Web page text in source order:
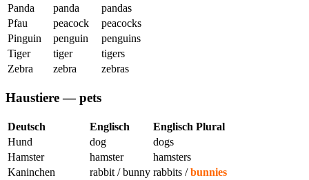
Panda
panda
pandas
Pfau
peacock
peacocks
Pinguin
penguin
penguins
Tiger
tiger
tigers
Zebra
zebra zebras
Haustiere — pets
Deutsch Englisch
Englisch Plural
Hund
dog
dogs
Hamster
hamster
hamsters
Kaninchen
rabbit / bunny rabbits /bunnies